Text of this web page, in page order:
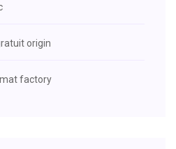
origin
factory